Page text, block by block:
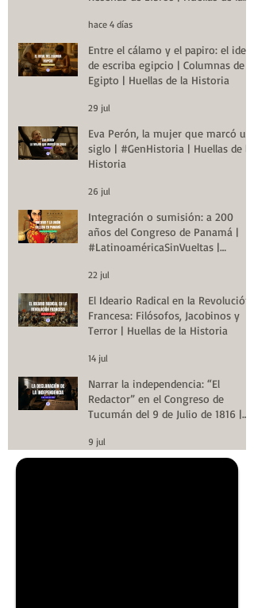
hace 4 días
Entre el cálamo y el papiro: el ideal
de escriba egipcio | Columnas de
Egipto | Huellas de la Historia
29 jul
Eva Perón, la mujer que marcó un
siglo | #GenHistoria | Huellas de la
Historia
26 jul
Integración o sumisión: a 200
años del Congreso de Panamá |
#LatinoaméricaSinVueltas |
22 jul
El Ideario Radical en la Revolución
Francesa: Filósofos, Jacobinos y
Terror | Huellas de la Historia
14 jul
Narrar la independencia: “El
Redactor” en el Congreso de
Tucumán del 9 de Julio de 1816 |
9 jul